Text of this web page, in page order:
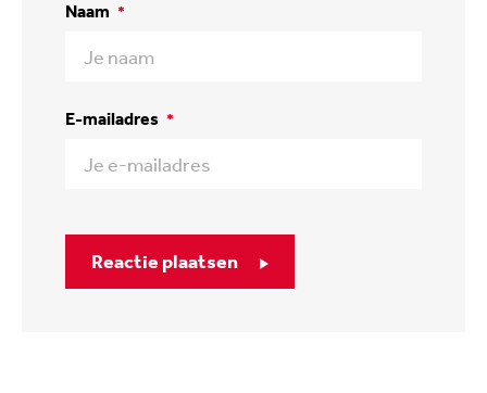
Naam *
E-mailadres *
Reactie plaatsen